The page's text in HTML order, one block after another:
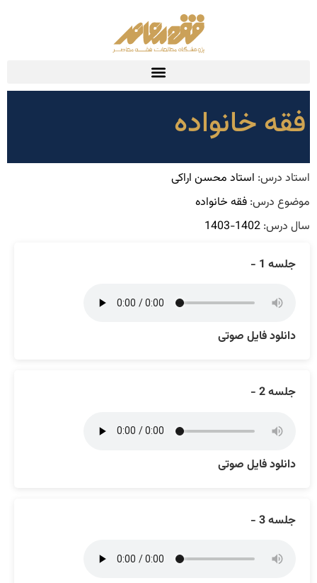
فقه خانواده
استاد درس: استاد محسن اراکی
موضوع درس: فقه خانواده
سال درس: 1402-1403
جلسه 1 -
دانلود فایل صوتی
جلسه 2 -
دانلود فایل صوتی
جلسه 3 -